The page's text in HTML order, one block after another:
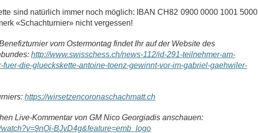
sind natürlich immer noch möglich: IBAN CH82 0900 0000 1001 5000
«Schachturnier» nicht vergessen!
vom Ostermontag findet Ihr auf der Website des
http://www.swisschess.ch/news-112/id-291-teilnehmer-am-
die-glueckskette-antoine-toenz-gewinnt-vor-im-gabriel-gaehwiler-
https://wirsetzencoronaschachmatt.ch
Live-Kommentar von GM Nico Georgiadis anschauen:
BJvD4g&feature=emb_logo